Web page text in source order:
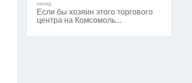
назад
Если бы хозяин этого торгового
центра на Комсомоль...